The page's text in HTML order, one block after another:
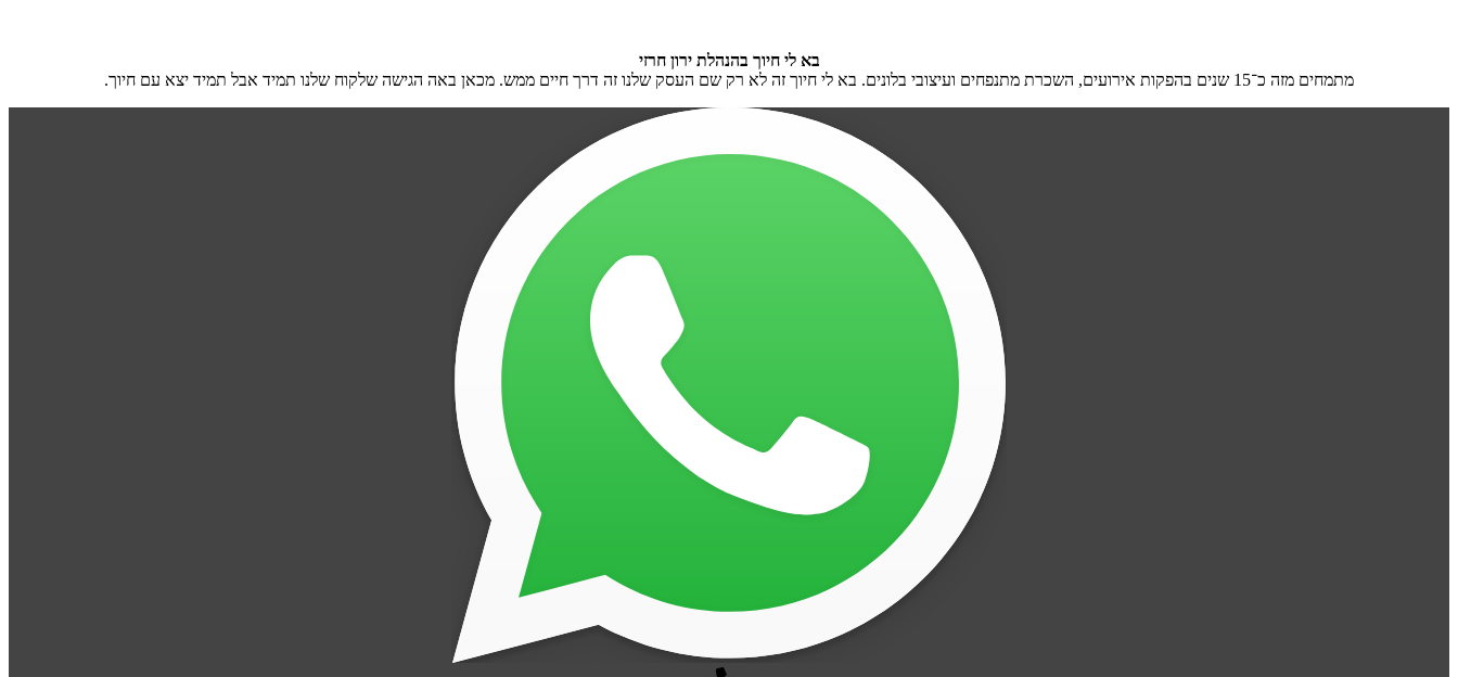
בא לי חיוך בהנהלת ירון חרזי
מתמחים מזה כ־15 שנים בהפקות אירועים, השכרת מתנפחים ועיצובי בלונים. בא לי חיוך זה לא רק שם העסק שלנו זה דרך חיים ממש. מכאן באה הגישה שלקוח שלנו תמיד אבל תמיד יצא עם חיוך.